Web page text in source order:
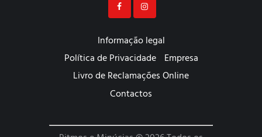
Informação legal
Política de Privacidade Empresa
Livro de Reclamações Online
Contactos